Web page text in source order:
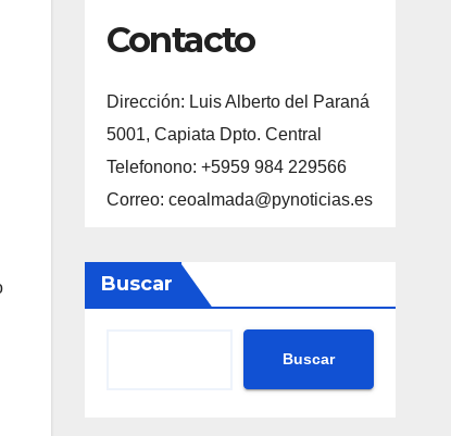
Contacto
Dirección: Luis Alberto del Paraná
5001, Capiata Dpto. Central
Telefonono: +5959 984 229566
Correo: ceoalmada@pynoticias.es
Buscar
Buscar